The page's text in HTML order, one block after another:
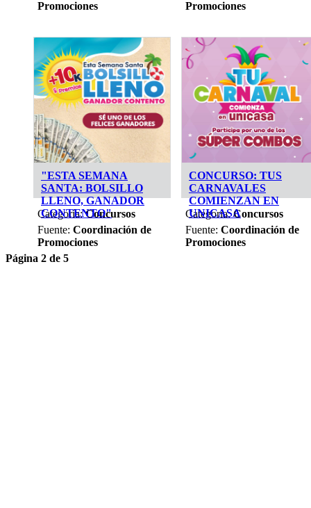
Promociones
Promociones
"ESTA SEMANA
SANTA: BOLSILLO
LLENO, GANADOR
CONTENTO"
Categoría:Concursos
Fuente: Coordinación de
Promociones
CONCURSO: TUS
CARNAVALES
COMIENZAN EN
UNICASA
Categoría:Concursos
Fuente: Coordinación de
Promociones
Página 2 de 5